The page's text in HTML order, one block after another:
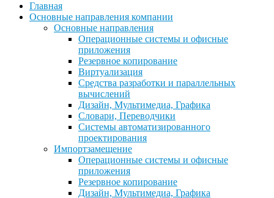
Главная
Основные направления компании
Основные направления
Операционные системы и офисные
приложения
Резервное копирование
Виртуализация
Средства разработки и параллельных
вычислений
Дизайн, Мультимедиа, Графика
Словари, Переводчики
Системы автоматизированного
проектирования
Импортзамещение
Операционные системы и офисные
приложения
Резервное копирование
Дизайн, Мультимедиа, Графика